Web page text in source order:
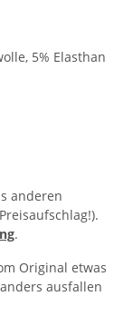
5% Elasthan
anderen
.
Original etwas
ausfallen